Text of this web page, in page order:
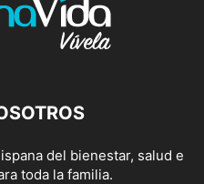
del bienestar, salud e
toda la familia.